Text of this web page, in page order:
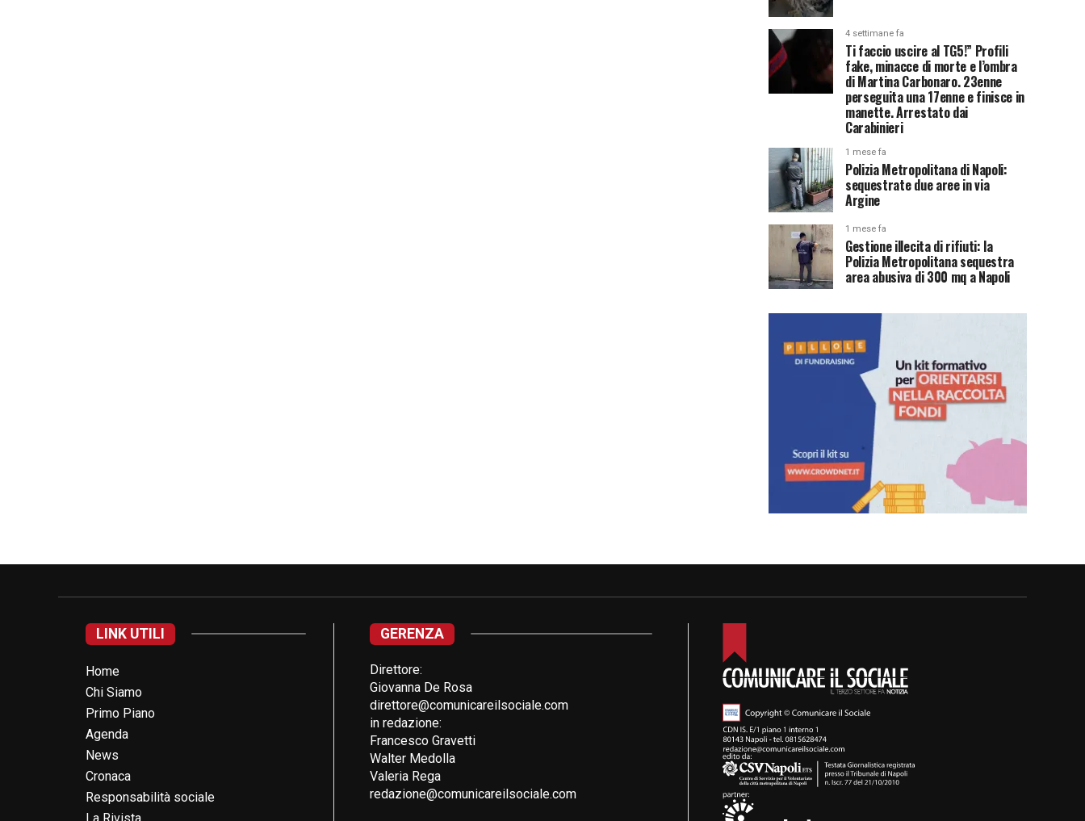
4 settimane fa
Ti faccio uscire al TG5!” Profili
fake, minacce di morte e l’ombra
di Martina Carbonaro. 23enne
perseguita una 17enne e finisce in
manette. Arrestato dai
Carabinieri
1 mese fa
Polizia Metropolitana di Napoli:
sequestrate due aree in via
Argine
1 mese fa
Gestione illecita di rifiuti: la
Polizia Metropolitana sequestra
area abusiva di 300 mq a Napoli
LINK UTILI
Home
Chi Siamo
Primo Piano
Agenda
News
Cronaca
Responsabilità sociale
GERENZA
Direttore:
Giovanna De Rosa
direttore@comunicareilsociale.com
in redazione:
Francesco Gravetti
Walter Medolla
Valeria Rega
redazione@comunicareilsociale.com